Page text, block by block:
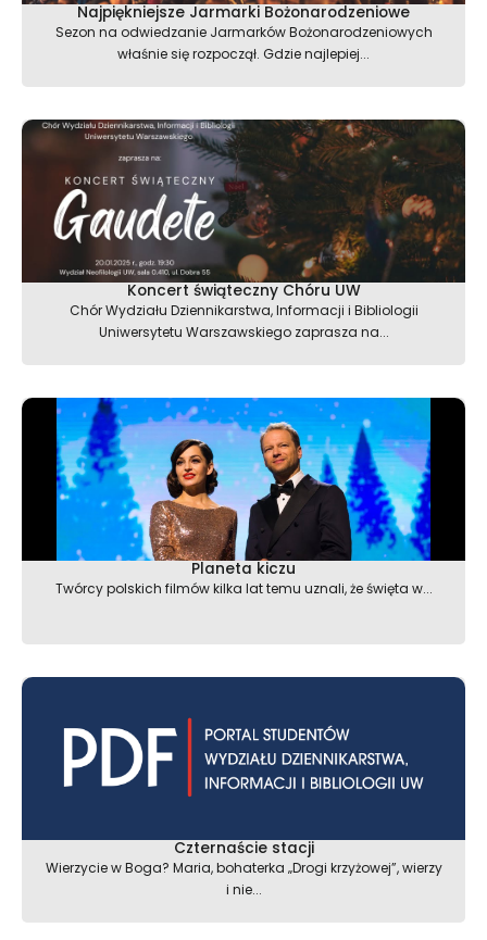
Najpiękniejsze Jarmarki Bożonarodzeniowe
Sezon na odwiedzanie Jarmarków Bożonarodzeniowych
właśnie się rozpoczął. Gdzie najlepiej...
Koncert świąteczny Chóru UW
Chór Wydziału Dziennikarstwa, Informacji i Bibliologii
Uniwersytetu Warszawskiego zaprasza na...
Planeta kiczu
Twórcy polskich filmów kilka lat temu uznali, że święta w...
Czternaście stacji
Wierzycie w Boga? Maria, bohaterka „Drogi krzyżowej”, wierzy
i nie...